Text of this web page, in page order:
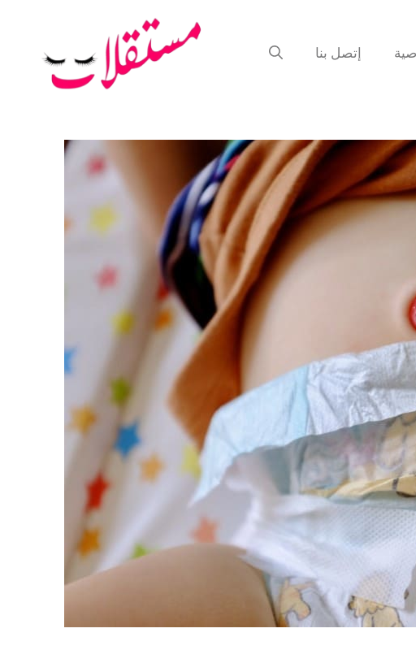
إتصل بنا